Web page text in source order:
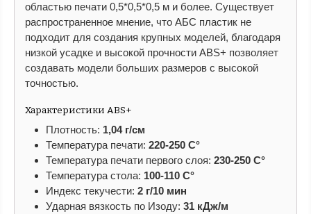
областью печати 0,5*0,5*0,5 м и более. Существует
распространенное мнение, что АБС пластик не
подходит для создания крупных моделей, благодаря
низкой усадке и высокой прочности ABS+ позволяет
создавать модели больших размеров с высокой
точностью.
Характеристики ABS+
Плотность: 1,04 г/см
Температура печати: 220-250 С°
Температура печати первого слоя: 230-250 С°
Температура стола: 100-110 С°
Индекс текучести: 2 г/10 мин
Ударная вязкость по Изоду: 31 кДж/м